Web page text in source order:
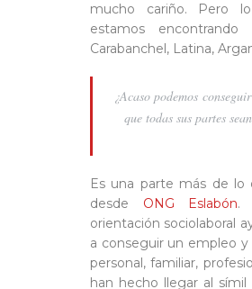
mucho cariño. Pero
estamos
Carabanchel, Latina,
¿Acaso podemos
que todas sus partes
Es una parte más de lo
desde ONG Eslabón.
orientación sociolaboral
a conseguir un empleo y
personal, familiar,
han hecho llegar al